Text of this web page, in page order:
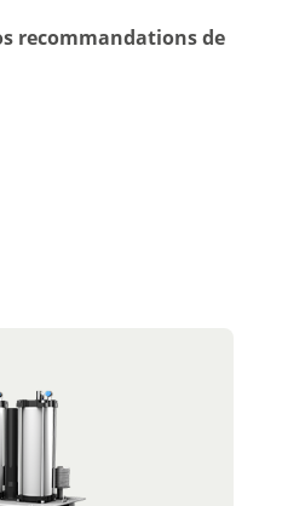
recommandations de